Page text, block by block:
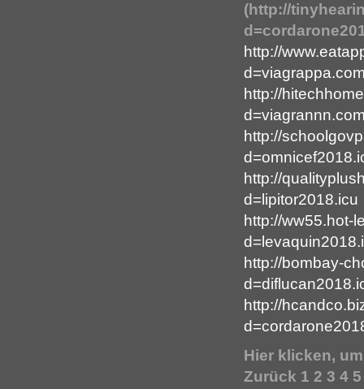
(http://
http://
http://
http://
http://
d=lipitor2018.icu
http://ww55.hot-
http://bombay-
http://
Hier klicken,
Zurück 1 2 3 4 5